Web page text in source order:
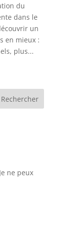
du
dans le
un
en mieux :
plus...
ne peux